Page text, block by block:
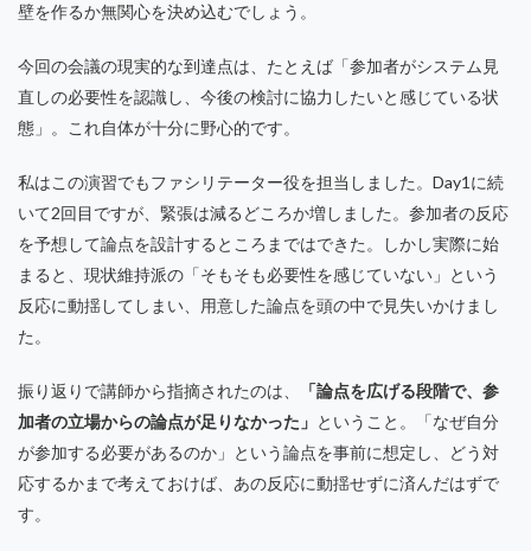
壁を作るか無関心を決め込むでしょう。
今回の会議の現実的な到達点は、たとえば「参加者がシステム見
直しの必要性を認識し、今後の検討に協力したいと感じている状
態」。これ自体が十分に野心的です。
私はこの演習でもファシリテーター役を担当しました。Day1に続
いて2回目ですが、緊張は減るどころか増しました。参加者の反応
を予想して論点を設計するところまではできた。しかし実際に始
まると、現状維持派の「そもそも必要性を感じていない」という
反応に動揺してしまい、用意した論点を頭の中で見失いかけまし
た。
振り返りで講師から指摘されたのは、
「論点を広げる段階で、参
加者の立場からの論点が足りなかった」 ということ。「なぜ自分
が参加する必要があるのか」という論点を事前に想定し、どう対
応するかまで考えておけば、あの反応に動揺せずに済んだはずで
す。